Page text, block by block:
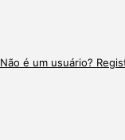
Não é um usuário?